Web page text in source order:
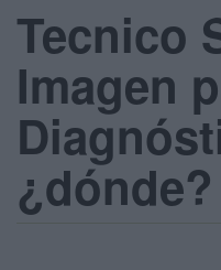
Tecnico
Imagen
¿dónde?